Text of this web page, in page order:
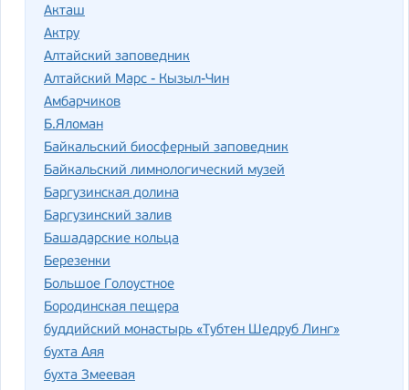
Акташ
Актру
Алтайский заповедник
Алтайский Марс - Кызыл-Чин
Амбарчиков
Б.Яломан
Байкальский биосферный заповедник
Байкальский лимнологический музей
Баргузинская долина
Баргузинский залив
Башадарские кольца
Березенки
Большое Голоустное
Бородинская пещера
буддийский монастырь «Тубтен Шедруб Линг»
бухта Аяя
бухта Змеевая